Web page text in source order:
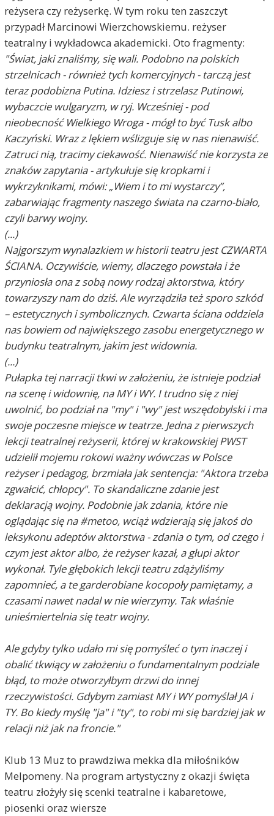
reżysera czy reżyserkę. W tym roku ten zaszczyt
przypadł Marcinowi Wierzchowskiemu. reżyser
teatralny i wykładowca akademicki. Oto fragmenty:
"Świat, jaki znaliśmy, się wali. Podobno na polskich
strzelnicach - również tych komercyjnych - tarczą jest
teraz podobizna Putina. Idziesz i strzelasz Putinowi,
wybaczcie wulgaryzm, w ryj. Wcześniej - pod
nieobecność Wielkiego Wroga - mógł to być Tusk albo
Kaczyński. Wraz z lękiem wślizguje się w nas nienawiść.
Zatruci nią, tracimy ciekawość. Nienawiść nie korzysta ze
znaków zapytania - artykułuje się kropkami i
wykrzyknikami, mówi: „Wiem i to mi wystarczy”,
zabarwiając fragmenty naszego świata na czarno-biało,
czyli barwy wojny.
(...)
Najgorszym wynalazkiem w historii teatru jest CZWARTA
ŚCIANA. Oczywiście, wiemy, dlaczego powstała i że
przyniosła ona z sobą nowy rodzaj aktorstwa, który
towarzyszy nam do dziś. Ale wyrządziła też sporo szkód
– estetycznych i symbolicznych. Czwarta ściana oddziela
nas bowiem od największego zasobu energetycznego w
budynku teatralnym, jakim jest widownia.
(...)
Pułapka tej narracji tkwi w założeniu, że istnieje podział
na scenę i widownię, na MY i WY. I trudno się z niej
uwolnić, bo podział na "my" i "wy" jest wszędobylski i ma
swoje poczesne miejsce w teatrze. Jedna z pierwszych
lekcji teatralnej reżyserii, której w krakowskiej PWST
udzielił mojemu rokowi ważny wówczas w Polsce
reżyser i pedagog, brzmiała jak sentencja: "Aktora trzeba
zgwałcić, chłopcy". To skandaliczne zdanie jest
deklaracją wojny. Podobnie jak zdania, które nie
oglądając się na #metoo, wciąż wdzierają się jakoś do
leksykonu adeptów aktorstwa - zdania o tym, od czego i
czym jest aktor albo, że reżyser kazał, a głupi aktor
wykonał. Tyle głębokich lekcji teatru zdążyliśmy
zapomnieć, a te garderobiane kocopoły pamiętamy, a
czasami nawet nadal w nie wierzymy. Tak właśnie
unieśmiertelnia się teatr wojny.
Ale gdyby tylko udało mi się pomyśleć o tym inaczej i
obalić tkwiący w założeniu o fundamentalnym podziale
błąd, to może otworzyłbym drzwi do innej
rzeczywistości. Gdybym zamiast MY i WY pomyślał JA i
TY. Bo kiedy myślę "ja" i "ty", to robi mi się bardziej jak w
relacji niż jak na froncie."
Klub 13 Muz to prawdziwa mekka dla miłośników
Melpomeny. Na program artystyczny z okazji święta
teatru złożyły się scenki teatralne i kabaretowe,
piosenki oraz wiersze